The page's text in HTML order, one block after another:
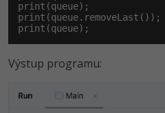
print(queue);
print(queue.removeLast());
print(queue);
Výstup programu: